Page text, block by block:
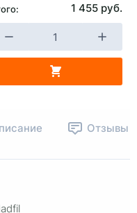
1 455 руб.
Отзывы